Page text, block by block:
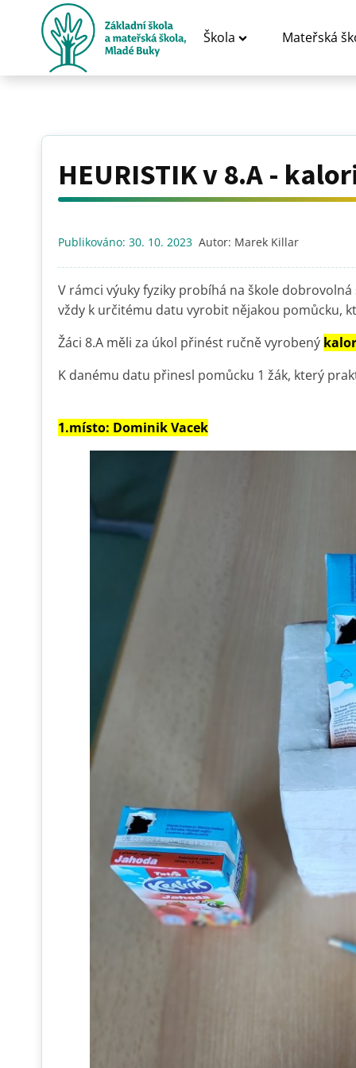
Škola Mateřská
HEURISTIK v 8.A -
Publikováno: 30. 10. 2023 Autor: Marek Killar
V rámci výuky fyziky probíhá na škole
vždy k určitému datu vyrobit nějakou pomůcku,
Žáci 8.A měli za úkol přinést ručně vyrobený
K danému datu přinesl pomůcku 1 žák, který
1.místo: Dominik Vacek